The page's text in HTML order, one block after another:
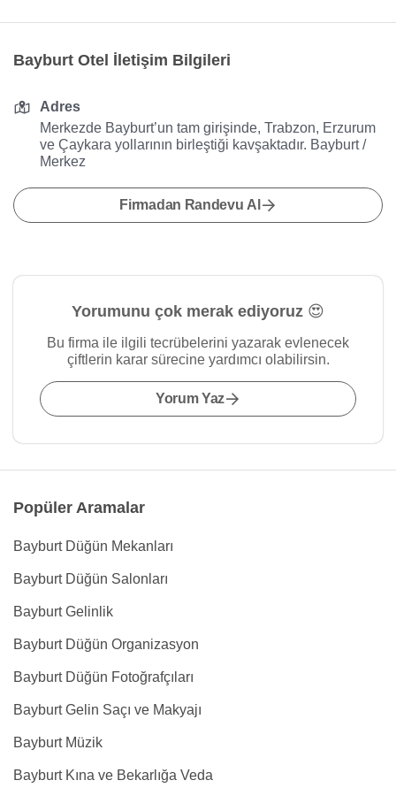
Bayburt Otel İletişim Bilgileri
Adres
Merkezde Bayburt’un tam girişinde, Trabzon, Erzurum
ve Çaykara yollarının birleştiği kavşaktadır. Bayburt /
Merkez
Firmadan Randevu Al
Yorumunu çok merak ediyoruz 😍
Bu firma ile ilgili tecrübelerini yazarak evlenecek
çiftlerin karar sürecine yardımcı olabilirsin.
Yorum Yaz
Popüler Aramalar
Bayburt Düğün Mekanları
Bayburt Düğün Salonları
Bayburt Gelinlik
Bayburt Düğün Organizasyon
Bayburt Düğün Fotoğrafçıları
Bayburt Gelin Saçı ve Makyajı
Bayburt Müzik
Bayburt Kına ve Bekarlığa Veda